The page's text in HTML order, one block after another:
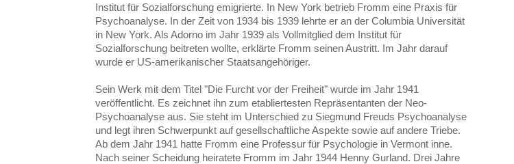
Institut für Sozialforschung emigrierte. In New York betrieb Fromm eine Praxis für
Psychoanalyse. In der Zeit von 1934 bis 1939 lehrte er an der Columbia Universität
in New York. Als Adorno im Jahr 1939 als Vollmitglied dem Institut für
Sozialforschung beitreten wollte, erklärte Fromm seinen Austritt. Im Jahr darauf
wurde er US-amerikanischer Staatsangehöriger.
Sein Werk mit dem Titel "Die Furcht vor der Freiheit" wurde im Jahr 1941
veröffentlicht. Es zeichnet ihn zum etabliertesten Repräsentanten der Neo-
Psychoanalyse aus. Sie steht im Unterschied zu Siegmund Freuds Psychoanalyse
und legt ihren Schwerpunkt auf gesellschaftliche Aspekte sowie auf andere Triebe.
Ab dem Jahr 1941 hatte Fromm eine Professur für Psychologie in Vermont inne.
Nach seiner Scheidung heiratete Fromm im Jahr 1944 Henny Gurland. Drei Jahre